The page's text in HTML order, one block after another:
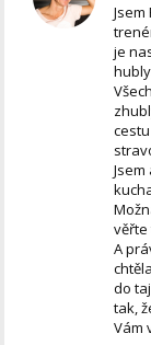
je
věřte
A
do
tak,
Vám